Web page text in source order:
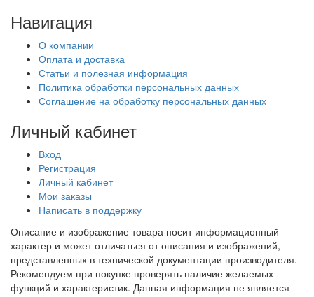
Навигация
О компании
Оплата и доставка
Статьи и полезная информация
Политика обработки персональных данных
Соглашение на обработку персональных данных
Личный кабинет
Вход
Регистрация
Личный кабинет
Мои заказы
Написать в поддержку
Описание и изображение товара носит информационный
характер и может отличаться от описания и изображений,
представленных в технической документации производителя.
Рекомендуем при покупке проверять наличие желаемых
функций и характеристик. Данная информация не является